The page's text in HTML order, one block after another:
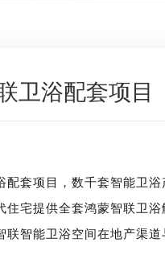
卫浴配套项目
配套项目，数千套智能卫浴
住宅提供全套鸿蒙智联卫浴
联智能卫浴空间在地产渠道